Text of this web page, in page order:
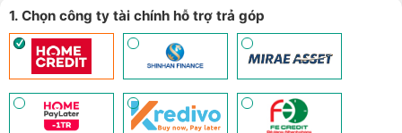
1. Chọn công ty tài chính hỗ trợ trả góp